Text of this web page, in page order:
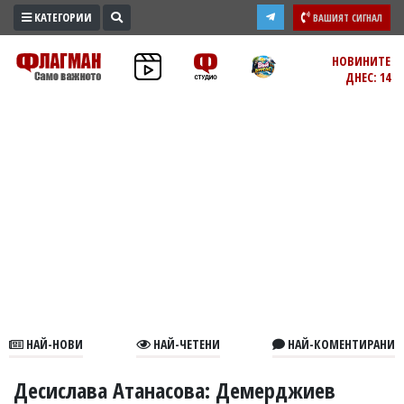
ПРОМО
ЗОНА
КАТЕГОРИИ ВАШИЯТ СИГНАЛ
НОВИНИТЕ
ДНЕС: 14
НАЙ-НОВИ НАЙ-ЧЕТЕНИ НАЙ-КОМЕНТИРАНИ
Десислава Атанасова: Демерджиев